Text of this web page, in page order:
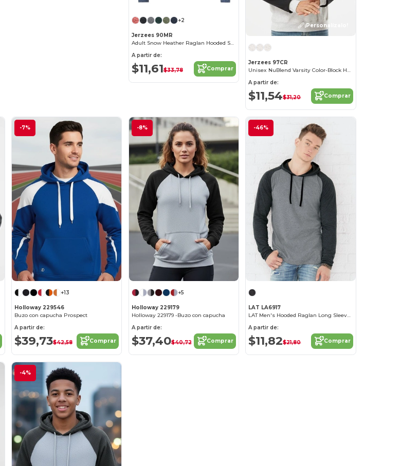
+2
Jerzees 90MR
Adult Snow Heather Raglan Hooded Sweatshirt
A partir de:
$11,61$33,78 Comprar
¡Personalízalo!
Jerzees 97CR
Unisex NuBlend Varsity Color-Block Hooded Sweatshirt
A partir de:
$11,54$31,20 Comprar
-7%
+13
Holloway 229546
Buzo con capucha Prospect
A partir de:
$39,73$42,58 Comprar
-8%
+5
Holloway 229179
Holloway 229179 -Buzo con capucha
A partir de:
$37,40$40,72 Comprar
-46%
LAT LA6917
LAT Men's Hooded Raglan Long Sleeve Fine Jersey Tee
A partir de:
$11,82$21,80 Comprar
-4%